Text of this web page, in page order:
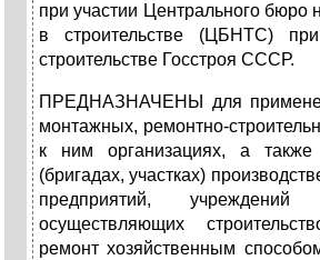
при участии Центрального бюро
в строительстве (ЦБНТС)
строительстве Госстроя СССР.
ПРЕДНАЗНАЧЕНЫ для
монтажных, ремонтно-
к ним opганизациях, а также
(бригадах, участках)
предприятий,
осуществляющих
ремонт хозяйственным